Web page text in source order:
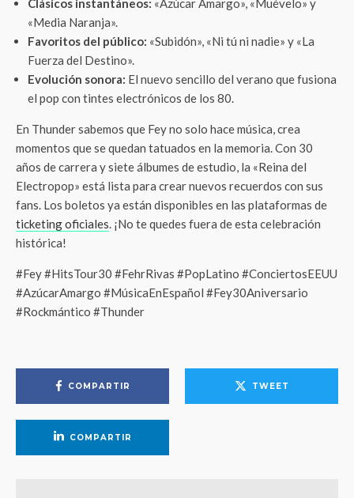
Clásicos instantáneos: «Azúcar Amargo», «Muévelo» y
«Media Naranja».
Favoritos del público: «Subidón», «Ni tú ni nadie» y «La
Fuerza del Destino».
Evolución sonora: El nuevo sencillo del verano que fusiona
el pop con tintes electrónicos de los 80.
En Thunder sabemos que Fey no solo hace música, crea
momentos que se quedan tatuados en la memoria. Con 30
años de carrera y siete álbumes de estudio, la «Reina del
Electropop» está lista para crear nuevos recuerdos con sus
fans. Los boletos ya están disponibles en las plataformas de
ticketing oficiales. ¡No te quedes fuera de esta celebración
histórica!
#Fey #HitsTour30 #FehrRivas #PopLatino #ConciertosEEUU
#AzúcarAmargo #MúsicaEnEspañol #Fey30Aniversario
#Rockmántico #Thunder
COMPARTIR TWEET
COMPARTIR